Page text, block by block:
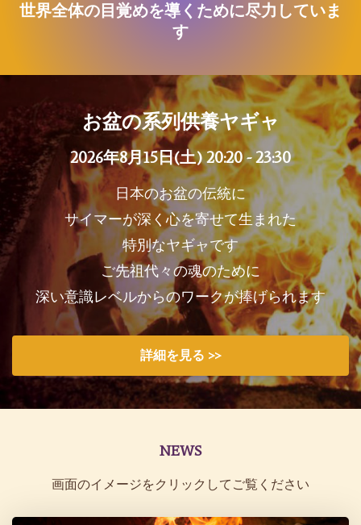
世界全体の目覚めを導くために尽力していま
す
お盆の系列供養ヤギャ
2026年8月15日(土) 20:20 - 23:30
日本のお盆の伝統に
サイマーが深く心を寄せて生まれた
特別なヤギャです
ご先祖代々の魂のために
深い意識レベルからのワークが捧げられます
詳細を見る >>
NEWS
画面のイメージをクリックしてご覧ください